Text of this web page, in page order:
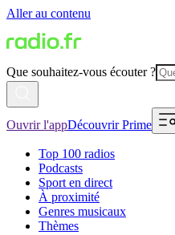
Aller au contenu
Que souhaitez-vous écouter ?
Ouvrir l'appDécouvrir Prime
Top 100 radios
Podcasts
Sport en direct
À proximité
Genres musicaux
Thèmes